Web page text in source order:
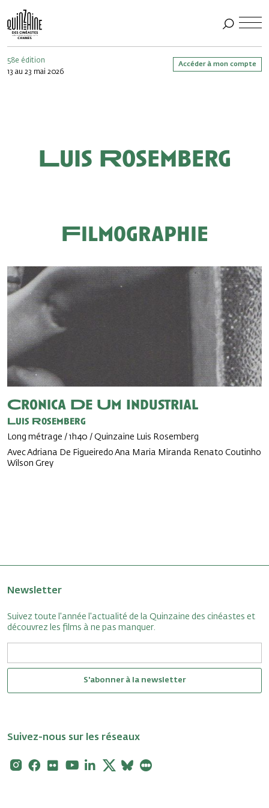
58e édition
13 au 23 mai 2026
Accéder à mon compte
Luis Rosemberg
Filmographie
Cronica De Um Industrial
Luis Rosemberg
Long métrage / 1h40 / Quinzaine Luis Rosemberg
Avec Adriana De Figueiredo Ana Maria Miranda Renato Coutinho
Wilson Grey
Newsletter
Suivez toute l'année l'actualité de la Quinzaine des cinéastes et
découvrez les films à ne pas manquer.
S'abonner à la newsletter
Suivez-nous sur les réseaux
Instagram
Facebook
FlickrYoutubeLinkedin
X Bluesky